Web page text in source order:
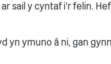
sail y cyntaf i'r felin.
yn ymuno â ni, gan